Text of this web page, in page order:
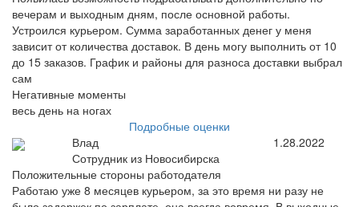
вечерам и выходным дням, после основной работы.
Устроился курьером. Сумма заработанных денег у меня
зависит от количества доставок. В день могу выполнить от 10
до 15 заказов. График и районы для разноса доставки выбрал
сам
Негативные моменты
весь день на ногах
Подробные оценки
Влад
Сотрудник из Новосибирска
1.28.2022
Положительные стороны работодателя
Работаю уже 8 месяцев курьером, за это время ни разу не